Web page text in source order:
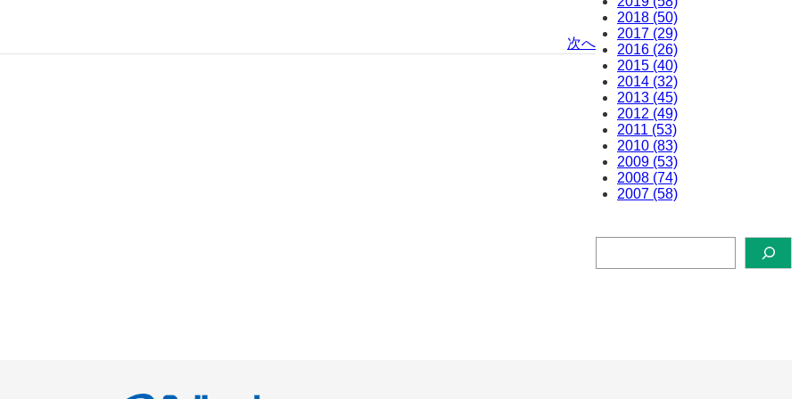
次へ
2018 (50)
2017 (29)
2016 (26)
2015 (40)
2014 (32)
2013 (45)
2012 (49)
2011 (53)
2010 (83)
2009 (53)
2008 (74)
2007 (58)